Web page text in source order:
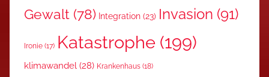
Gewalt (78) Integration (23) Invasion (91)
Ironie (17) Katastrophe (199)
klimawandel (28) Krankenhaus (18)